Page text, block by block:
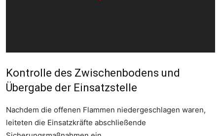
Kontrolle des Zwischenbodens und
Übergabe der Einsatzstelle
Nachdem die offenen Flammen niedergeschlagen waren,
leiteten die Einsatzkräfte abschließende